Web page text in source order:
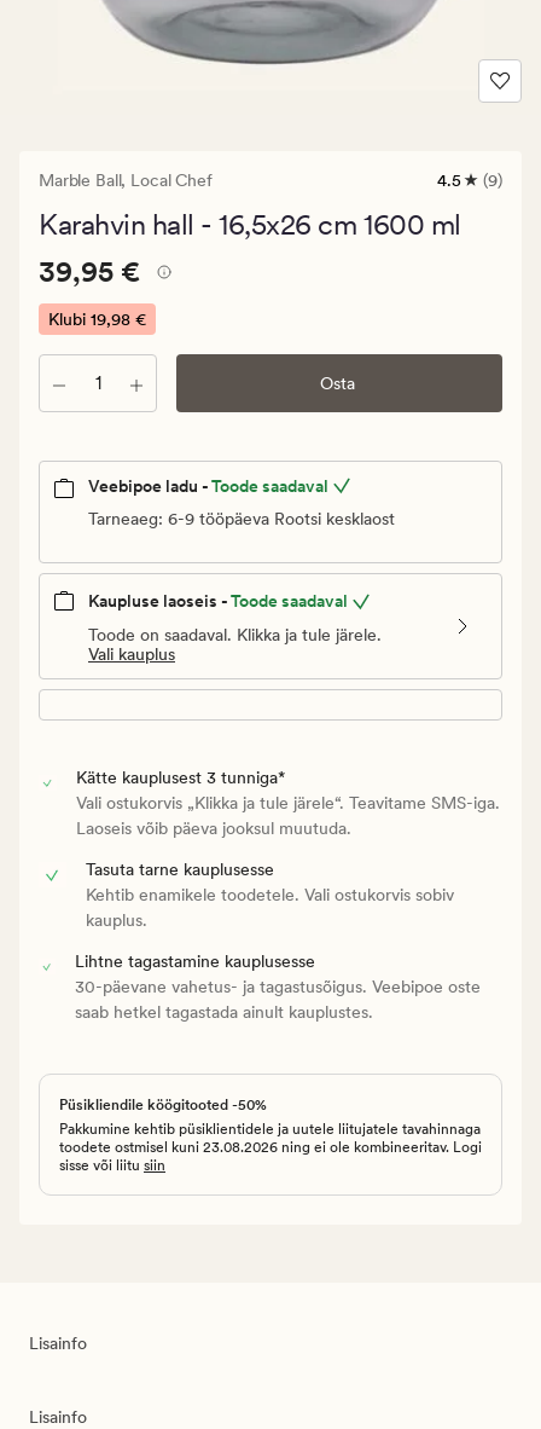
Marble Ball, Local Chef
9
keskmise
4.5 (9)
Karahvin hall - 16,5x26 cm 1600 ml
Pris_ee
39,95
€.
Klubi
19,98
€
Pris_ee 39,95 €
39,95 €
Klubi 19,98 €
Kogus Osta
Veebipoe ladu -Toode saadaval
Tarneaeg: 6-9 tööpäeva Rootsi kesklaost
Kaupluse laoseis -Toode saadaval
Toode on saadaval. Klikka ja tule järele.
Vali kauplus
Kätte kauplusest 3 tunniga*
Vali ostukorvis „Klikka ja tule järele“. Teavitame SMS-iga.
Laoseis võib päeva jooksul muutuda.
Tasuta tarne kauplusesse
Kehtib enamikele toodetele. Vali ostukorvis sobiv
kauplus.
Lihtne tagastamine kauplusesse
30-päevane vahetus- ja tagastusõigus. Veebipoe oste
saab hetkel tagastada ainult kauplustes.
Püsikliendile köögitooted -50%
Pakkumine kehtib püsiklientidele ja uutele liitujatele tavahinnaga
toodete ostmisel kuni 23.08.2026 ning ei ole kombineeritav. Logi
sisse või liitu siin
Lisainfo
Lisainfo